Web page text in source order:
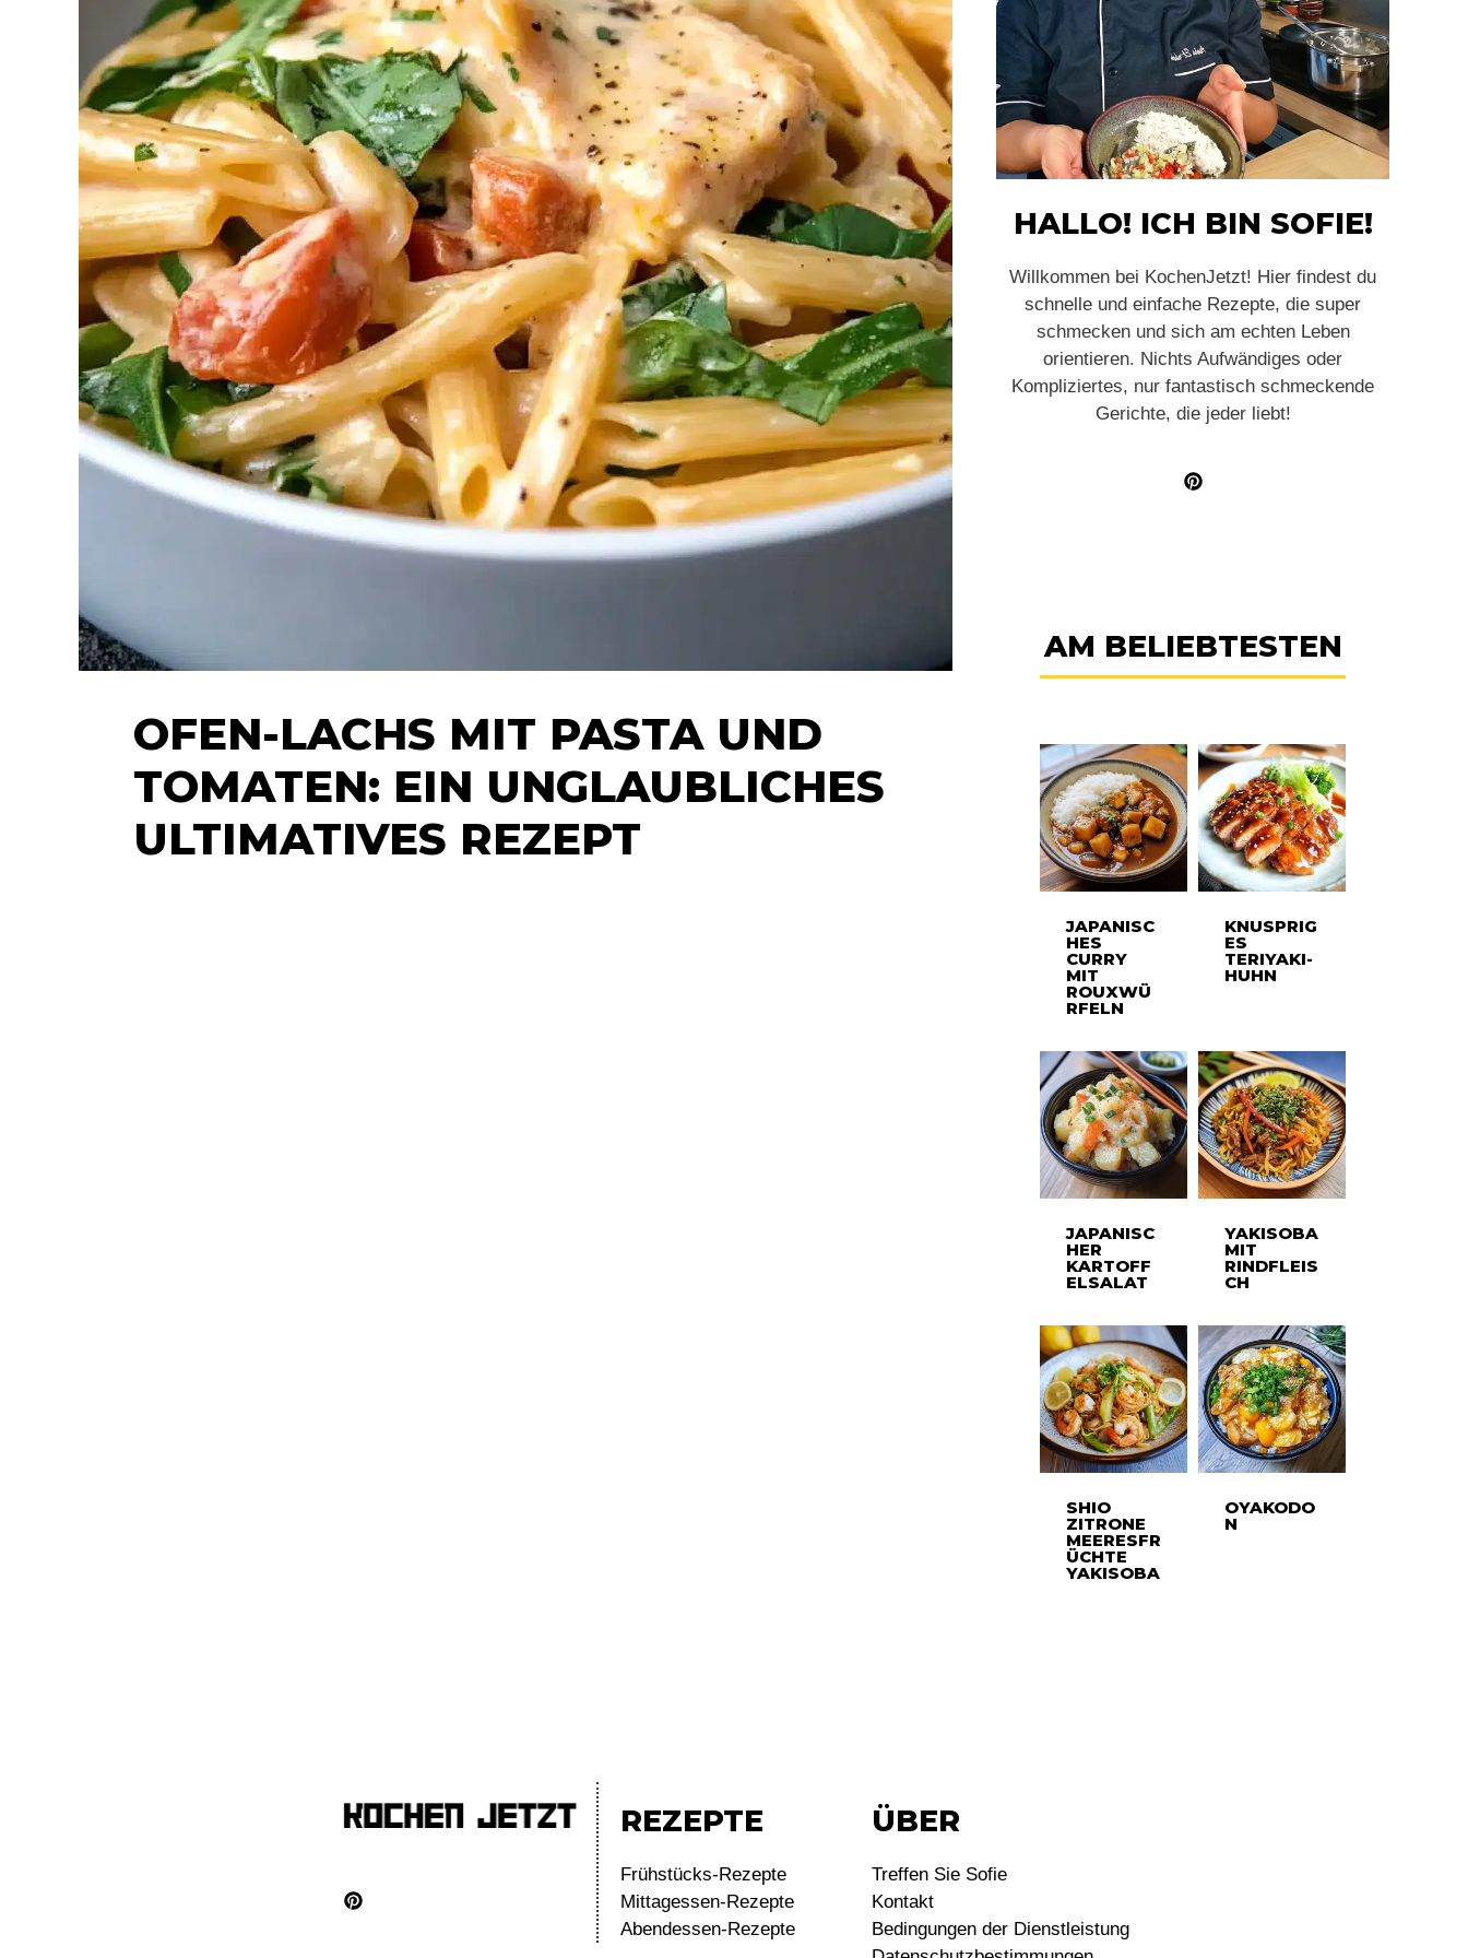
OFEN-LACHS MIT PASTA UND
TOMATEN: EIN UNGLAUBLICHES
ULTIMATIVES REZEPT
HALLO! ICH BIN SOFIE!
Willkommen bei KochenJetzt! Hier findest du
schnelle und einfache Rezepte, die super
schmecken und sich am echten Leben
orientieren. Nichts Aufwändiges oder
Kompliziertes, nur fantastisch schmeckende
Gerichte, die jeder liebt!
AM BELIEBTESTEN
JAPANISC
HES
CURRY
MIT
ROUXWÜ
RFELN
KNUSPRIG
ES
TERIYAKI-
HUHN
JAPANISC
HER
KARTOFF
ELSALAT
YAKISOBA
MIT
RINDFLEIS
CH
SHIO
ZITRONE
MEERESFR
ÜCHTE
YAKISOBA
OYAKODO
N
REZEPTE
Frühstücks-Rezepte
Mittagessen-Rezepte
Abendessen-Rezepte
ÜBER
Treffen Sie Sofie
Kontakt
Bedingungen der Dienstleistung